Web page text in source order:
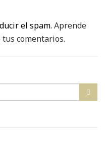
el spam. Aprende
tus comentarios.